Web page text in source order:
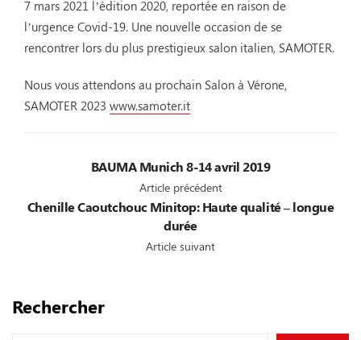
7 mars 2021 l’édition 2020, reportée en raison de
l’urgence Covid-19. Une nouvelle occasion de se
rencontrer lors du plus prestigieux salon italien, SAMOTER.
Nous vous attendons au prochain Salon à Vérone,
SAMOTER 2023 www.samoter.it
BAUMA Munich 8-14 avril 2019
Article précédent
Chenille Caoutchouc Minitop: Haute qualité – longue
durée
Article suivant
Rechercher